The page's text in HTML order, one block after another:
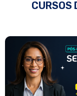
CURSOS